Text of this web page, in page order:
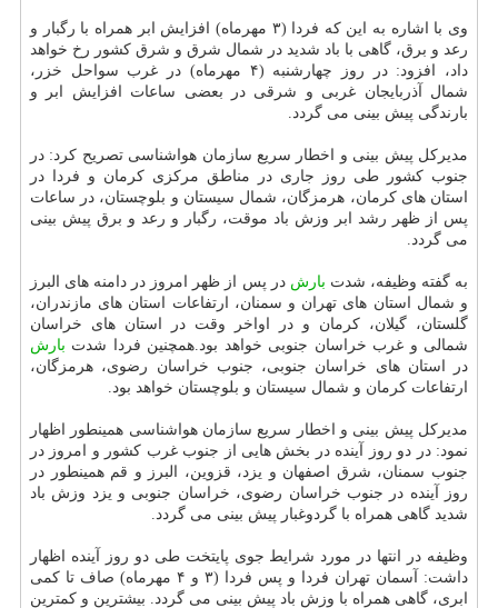
وی با اشاره به این كه فردا (۳ مهرماه) افزایش ابر همراه با رگبار و
رعد و برق، گاهی با باد شدید در شمال شرق و شرق كشور رخ خواهد
داد، افزود: در روز چهارشنبه (۴ مهرماه) در غرب سواحل خزر،
شمال آذربایجان غربی و شرقی در بعضی ساعات افزایش ابر و
بارندگی پیش بینی می گردد.
مدیركل پیش بینی و اخطار سریع سازمان هواشناسی تصریح كرد: در
جنوب كشور طی روز جاری در مناطق مركزی كرمان و فردا در
استان های كرمان، هرمزگان، شمال سیستان و بلوچستان، در ساعات
پس از ظهر رشد ابر وزش باد موقت، رگبار و رعد و برق پیش بینی
می گردد.
به گفته وظیفه، شدت بارش در پس از ظهر امروز در دامنه های البرز
و شمال استان های تهران و سمنان، ارتفاعات استان های مازندران،
گلستان، گیلان، كرمان و در اواخر وقت در استان های خراسان
شمالی و غرب خراسان جنوبی خواهد بود.همچنین فردا شدت بارش
در استان های خراسان جنوبی، جنوب خراسان رضوی، هرمزگان،
ارتفاعات كرمان و شمال سیستان و بلوچستان خواهد بود.
مدیركل پیش بینی و اخطار سریع سازمان هواشناسی همینطور اظهار
نمود: در دو روز آینده در بخش هایی از جنوب غرب كشور و امروز در
جنوب سمنان، شرق اصفهان و یزد، قزوین، البرز و قم همینطور در
روز آینده در جنوب خراسان رضوی، خراسان جنوبی و یزد وزش باد
شدید گاهی همراه با گردوغبار پیش بینی می گردد.
وظیفه در انتها در مورد شرایط جوی پایتخت طی دو روز آینده اظهار
داشت: آسمان تهران فردا و پس فردا (۳ و ۴ مهرماه) صاف تا كمی
ابری، گاهی همراه با وزش باد پیش بینی می گردد. بیشترین و كمترین